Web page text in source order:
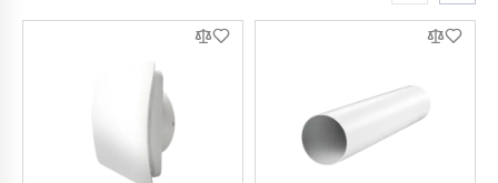
37, 40, 42 дБ(А) 50 дБ(А)